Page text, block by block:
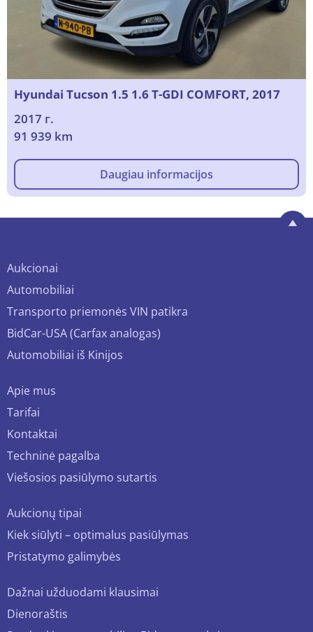
Hyundai Tucson 1.5 1.6 T-GDI COMFORT, 2017
2017 г.
91 939 km
Daugiau informacijos
Aukcionai
Automobiliai
Transporto priemonės VIN patikra
BidCar-USA (Carfax analogas)
Automobiliai iš Kinijos
Apie mus
Tarifai
Kontaktai
Techninė pagalba
Viešosios pasiūlymo sutartis
Aukcionų tipai
Kiek siūlyti – optimalus pasiūlymas
Pristatymo galimybės
Dažnai užduodami klausimai
Dienoraštis